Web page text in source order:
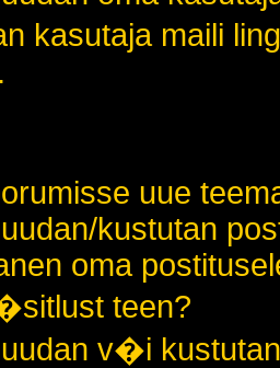
kasutaja maili
uue
kustutan
oma
teen?
v�i